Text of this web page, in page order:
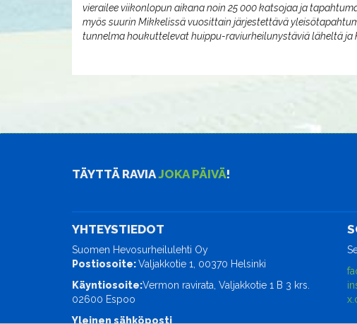
vierailee viikonlopun aikana noin 25 000 katsojaa ja
myös suurin Mikkelissä vuosittain järjestettävä
tunnelma houkuttelevat huippu-raviurheilunystäviä läheltä ja
TÄYTTÄ RAVIAJOKA PÄIVÄ!
YHTEYSTIEDOT
Suomen Hevosurheilulehti Oy
Postiosoite:Valjakkotie 1, 00370 Helsinki
Käyntiosoite:Vermon ravirata, Valjakkotie 1 B 3 krs.
02600 Espoo
Yleinen sähköposti